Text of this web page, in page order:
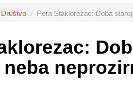
Društvo Pera Staklorezac: Doba
neba